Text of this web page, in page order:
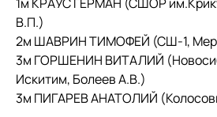
В.П.)
2м ШАВРИН ТИМОФЕЙ (СШ-1,
3м ГОРШЕНИН ВИТАЛИЙ
Искитим, Болеев А.В.)
3м ПИГАРЕВ АНАТОЛИЙ